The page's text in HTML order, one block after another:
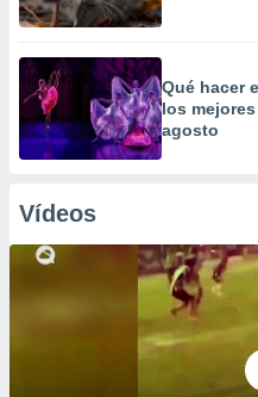
Qué hacer
los
agosto
Vídeos